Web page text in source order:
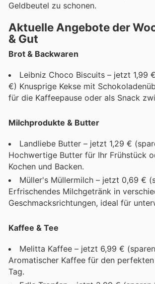
Geldbeutel zu schonen.
Aktuelle Angebote der
& Gut
Brot & Backwaren
Leibniz Choco Biscuits – jetzt 1,99
€) Knusprige Kekse mit
für die Kaffeepause oder als Snack
Milchprodukte & Butter
Landliebe Butter – jetzt 1,29 €
Hochwertige Butter für Ihr Frühstück
Kochen und Backen.
Müller's Müllermilch – jetzt 0,69 €
Erfrischendes Milchgetränk in
Geschmacksrichtungen, ideal für
Kaffee & Tee
Melitta Kaffee – jetzt 6,99 €
Aromatischer Kaffee für den
Tag.